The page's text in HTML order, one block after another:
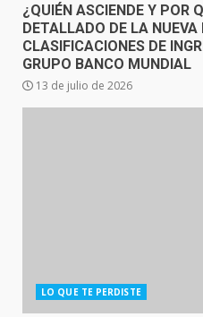
¿QUIÉN ASCIENDE Y POR
DETALLADO DE LA
CLASIFICACIONES DE
GRUPO BANCO MUNDIAL
13 de julio de 2026
LO QUE TE PERDISTE